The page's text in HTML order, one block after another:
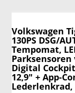
Volkswagen
130PS DSG/
Tempomat,
Digital
12,9" + App-